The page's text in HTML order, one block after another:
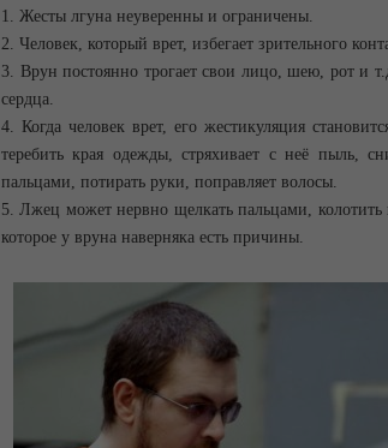
1. Жесты лгуна неуверенны и ограничены.
2. Человек, который врет, избегает зрительного
3. Врун постоянно трогает свои лицо, шею, рот и
сердца.
4. Когда человек врет, его жестикуляция
теребить края одежды, стряхивает с неё пыль,
пальцами, потирать руки, поправляет волосы.
5. Лжец может нервно щелкать пальцами,
которое у вруна наверняка есть причины.